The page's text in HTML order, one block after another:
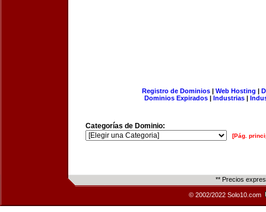
Registro de Dominios| Web Hosting |
Dominios Expirados | Industrias |
Categorías de Dominio:
[Pág.
** Precios
© 2002/2022 Solo10.com